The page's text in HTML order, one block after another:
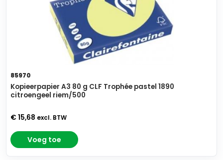
85970
Kopieerpapier A3 80 g CLF Trophée pastel 1890
citroengeel riem/500
€ 15,68 excl. BTW
Voeg toe